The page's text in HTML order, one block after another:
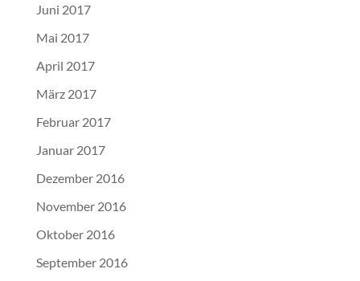
Juni 2017
Mai 2017
April 2017
März 2017
Februar 2017
Januar 2017
Dezember 2016
November 2016
Oktober 2016
September 2016